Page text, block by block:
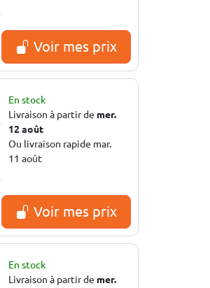
Voir mes prix
En stock
Livraison à partir de mer.
12 août
Ou livraison rapide mar.
11 août
Voir mes prix
En stock
Livraison à partir de mer.